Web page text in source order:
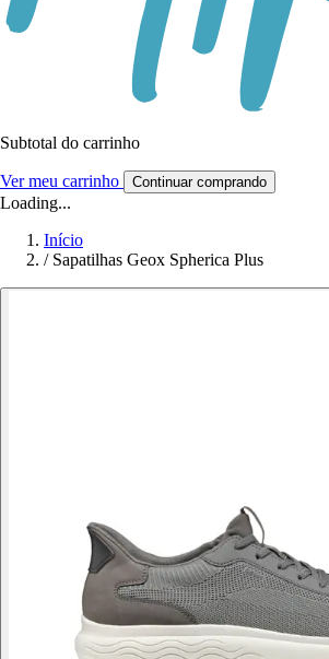
Subtotal do carrinho
Ver meu carrinho Continuar comprando
Loading...
Início
/ Sapatilhas Geox Spherica Plus